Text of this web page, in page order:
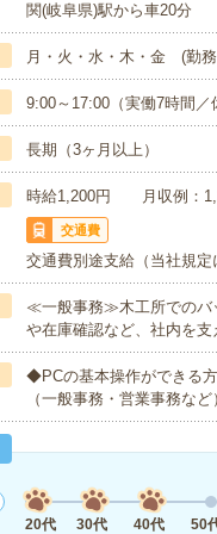
関(岐阜県)駅から車20分
月・火・水・木・金 (勤
9:00～17:00（実働7時間
長期（3ヶ月以上）
時給1,200円 月収例：
交通費
交通費別途支給（当社規定
≪一般事務≫木工所でのバ
や在庫確認など、社内を
◆PCの基本操作ができる
（一般事務・営業事務など
20代
30代 40代 50